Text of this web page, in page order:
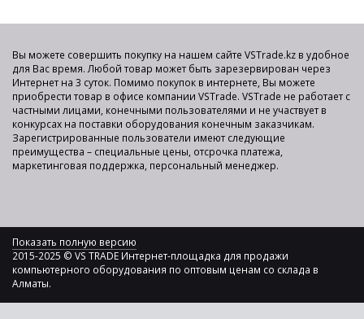
Вы можете совершить покупку на нашем сайте VSTrade.kz в удобное
для Вас время. Любой товар может быть зарезервирован через
Интернет на 3 суток. Помимо покупок в интернете, Вы можете
приобрести товар в офисе компании VSTrade. VSTrade не работает с
частными лицами, конечными пользователями и не участвует в
конкурсах на поставки оборудования конечным заказчикам.
Зарегистрированные пользователи имеют следующие
преимущества – специальные цены, отсрочка платежа,
маркетинговая поддержка, персональный менеджер.
Показать полную версию
2015-2025 © VS TRADE Интернет-площадка для продажи
компьютерного оборудования по оптовым ценам со склада в
Алматы.